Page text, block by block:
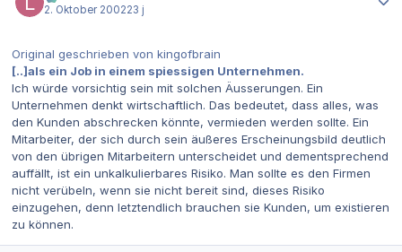
2. Oktober 200223 j
Original geschrieben von kingofbrain
[..]als ein Job in einem spiessigen Unternehmen.
Ich würde vorsichtig sein mit solchen Äusserungen. Ein
Unternehmen denkt wirtschaftlich. Das bedeutet, dass alles, was
den Kunden abschrecken könnte, vermieden werden sollte. Ein
Mitarbeiter, der sich durch sein äußeres Erscheinungsbild deutlich
von den übrigen Mitarbeitern unterscheidet und dementsprechend
auffällt, ist ein unkalkulierbares Risiko. Man sollte es den Firmen
nicht verübeln, wenn sie nicht bereit sind, dieses Risiko
einzugehen, denn letztendlich brauchen sie Kunden, um existieren
zu können.